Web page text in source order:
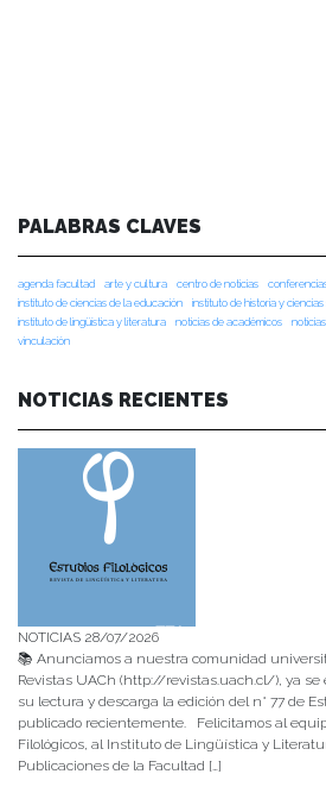
PALABRAS CLAVES
agenda facultad arte y cultura centro de noticias
instituto de ciencias de la educación
instituto de historia y ciencias
instituto de lingüística y literatura
noticias de académicos
vinculación
NOTICIAS RECIENTES
NOTICIAS 28/07/2026
📚 Anunciamos a nuestra comunidad
Revistas UACh (http://revistas.uach.cl/), ya
su lectura y descarga la edición del n° 77 de
publicado recientemente. Felicitamos al
Filológicos, al Instituto de Lingüística y
Publicaciones de la Facultad […]